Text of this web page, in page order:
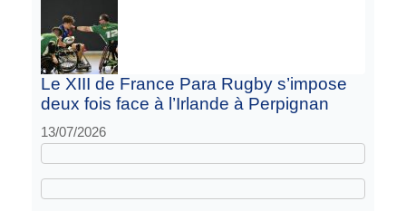
Le XIII de France Para Rugby s’impose
deux fois face à l’Irlande à Perpignan
13/07/2026